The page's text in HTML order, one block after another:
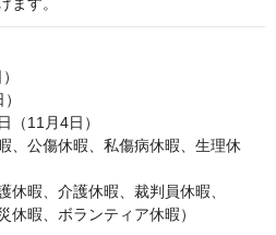
（11月4日）
、公傷休暇、私傷病休暇、生理休
介護休暇、裁判員休暇、
ボランティア休暇）